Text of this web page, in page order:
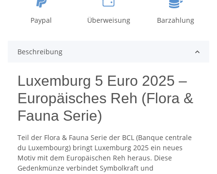
Paypal Überweisung Barzahlung
Beschreibung
Luxemburg 5 Euro 2025 –
Europäisches Reh (Flora &
Fauna Serie)
Teil der Flora & Fauna Serie der BCL (Banque centrale
du Luxembourg) bringt Luxemburg 2025 ein neues
Motiv mit dem Europäischen Reh heraus. Diese
Gedenkmünze verbindet Symbolkraft und